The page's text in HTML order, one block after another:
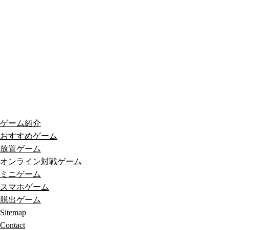
ゲーム紹介
おすすめゲーム
放置ゲーム
オンライン対戦ゲーム
ミニゲーム
スマホゲーム
脱出ゲーム
Sitemap
Contact